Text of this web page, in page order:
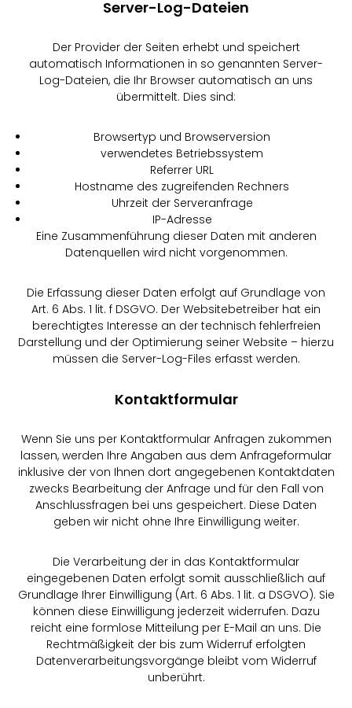
Server-Log-Dateien
Der Provider der Seiten erhebt und speichert
automatisch Informationen in so genannten Server-
Log-Dateien, die Ihr Browser automatisch an uns
übermittelt. Dies sind:
Browsertyp und Browserversion
verwendetes Betriebssystem
Referrer URL
Hostname des zugreifenden Rechners
Uhrzeit der Serveranfrage
IP-Adresse
Eine Zusammenführung dieser Daten mit anderen
Datenquellen wird nicht vorgenommen.
Die Erfassung dieser Daten erfolgt auf Grundlage von
Art. 6 Abs. 1 lit. f DSGVO. Der Websitebetreiber hat ein
berechtigtes Interesse an der technisch fehlerfreien
Darstellung und der Optimierung seiner Website – hierzu
müssen die Server-Log-Files erfasst werden.
Kontaktformular
Wenn Sie uns per Kontaktformular Anfragen zukommen
lassen, werden Ihre Angaben aus dem Anfrageformular
inklusive der von Ihnen dort angegebenen Kontaktdaten
zwecks Bearbeitung der Anfrage und für den Fall von
Anschlussfragen bei uns gespeichert. Diese Daten
geben wir nicht ohne Ihre Einwilligung weiter.
Die Verarbeitung der in das Kontaktformular
eingegebenen Daten erfolgt somit ausschließlich auf
Grundlage Ihrer Einwilligung (Art. 6 Abs. 1 lit. a DSGVO). Sie
können diese Einwilligung jederzeit widerrufen. Dazu
reicht eine formlose Mitteilung per E-Mail an uns. Die
Rechtmäßigkeit der bis zum Widerruf erfolgten
Datenverarbeitungsvorgänge bleibt vom Widerruf
unberührt.